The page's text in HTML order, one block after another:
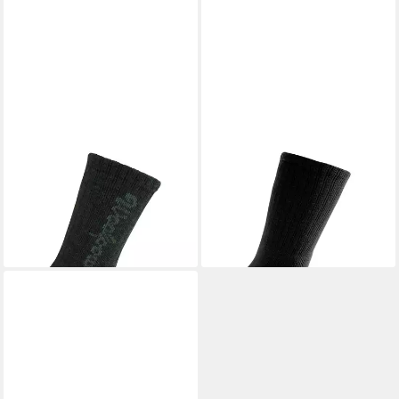
WOOLPOWER Socken Kids
Socks Logo 400
WOOLPOWER
Strümpfe
Socke Classic 200